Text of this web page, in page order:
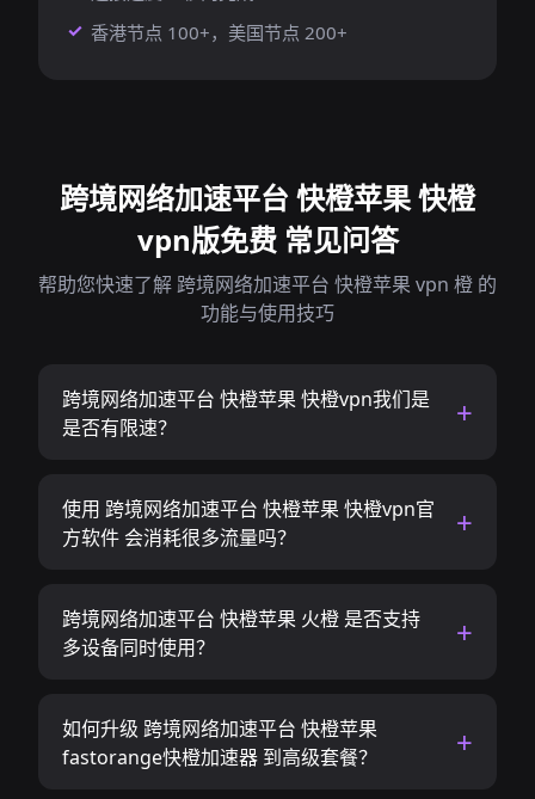
香港节点 100+，美国节点 200+
跨境网络加速平台 快橙苹果 快橙
vpn版免费 常见问答
帮助您快速了解 跨境网络加速平台 快橙苹果 vpn 橙 的
功能与使用技巧
跨境网络加速平台 快橙苹果 快橙vpn我们是
是否有限速？
使用 跨境网络加速平台 快橙苹果 快橙vpn官
方软件 会消耗很多流量吗？
跨境网络加速平台 快橙苹果 火橙 是否支持
多设备同时使用？
如何升级 跨境网络加速平台 快橙苹果
fastorange快橙加速器 到高级套餐？